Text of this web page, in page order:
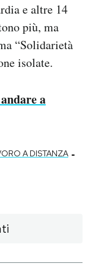
e altre 14
più, ma
“Solidarietà
isolate.
a
A DISTANZA -